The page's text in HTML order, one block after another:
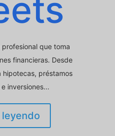
profesional que toma
financieras. Desde
préstamos
inversiones...